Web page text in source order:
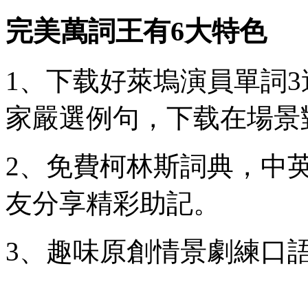
完美萬詞王有6大特色
1、下载好萊塢演員單詞
家嚴選例句，下载在場
2、免費柯林斯詞典，中
友分享精彩助記。
3、趣味原創情景劇練口